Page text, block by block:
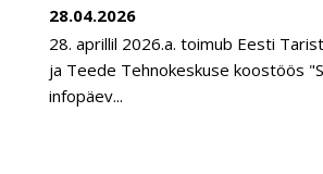
28.04.2026
28. aprillil 2026.a. toimub Eesti
ja Teede Tehnokeskuse koostöös
infopäev...